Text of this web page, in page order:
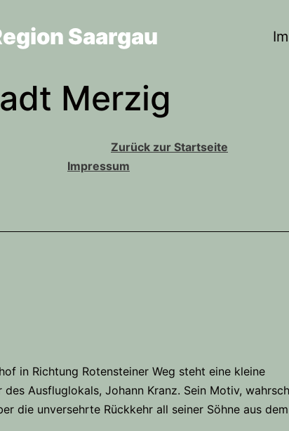
Saargau
Merzig
Zurück zur Startseite
Impressum
in Richtung Rotensteiner Weg steht eine kleine
Ausfluglokals, Johann Kranz. Sein Motiv,
die unversehrte Rückkehr all seiner Söhne aus